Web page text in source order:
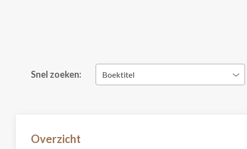
Snel zoeken: Boektitel
Overzicht